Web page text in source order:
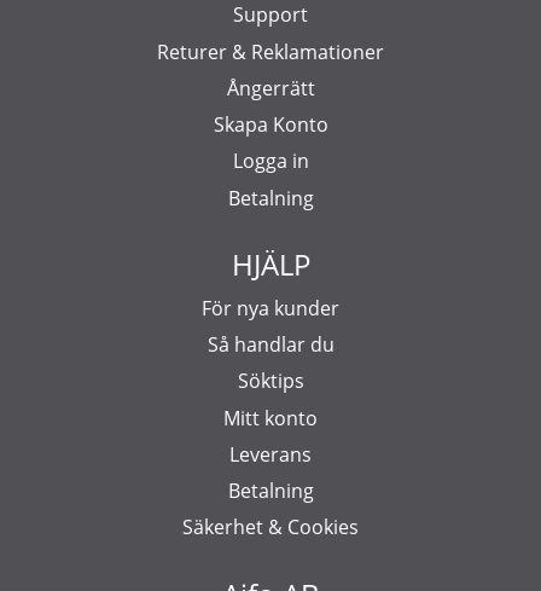
Support
Returer & Reklamationer
Ångerrätt
Skapa Konto
Logga in
Betalning
HJÄLP
För nya kunder
Så handlar du
Söktips
Mitt konto
Leverans
Betalning
Säkerhet & Cookies